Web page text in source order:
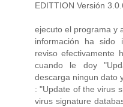
EDITTION Versión
ejecuto el programa y
información ha sido
reviso efectivamente
cuando le doy
descarga ningun dato
: "Update of the virus
virus signature